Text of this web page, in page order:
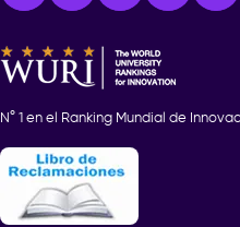
N° 1 en el Ranking Mundial de